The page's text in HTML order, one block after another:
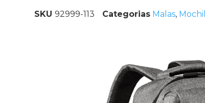
Sacos
SKU92999-113 Categorias Malas,